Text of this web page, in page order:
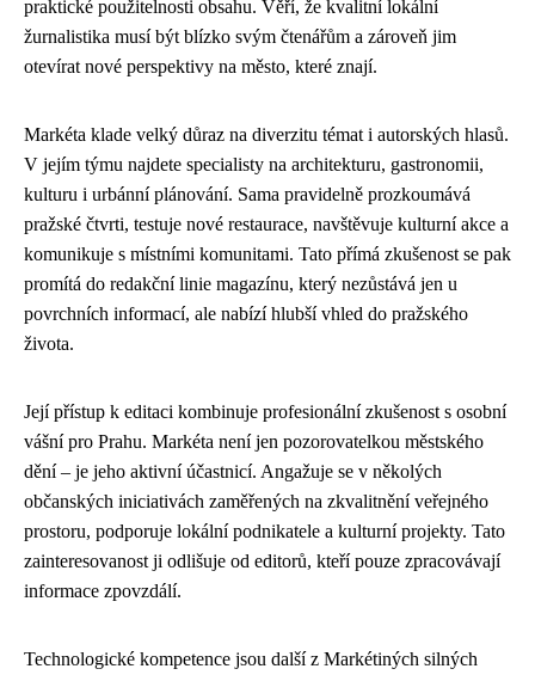
praktické použitelnosti obsahu. Věří, že kvalitní lokální
žurnalistika musí být blízko svým čtenářům a zároveň jim
otevírat nové perspektivy na město, které znají.
Markéta klade velký důraz na diverzitu témat i autorských hlasů.
V jejím týmu najdete specialisty na architekturu, gastronomii,
kulturu i urbánní plánování. Sama pravidelně prozkoumává
pražské čtvrti, testuje nové restaurace, navštěvuje kulturní akce a
komunikuje s místními komunitami. Tato přímá zkušenost se pak
promítá do redakční linie magazínu, který nezůstává jen u
povrchních informací, ale nabízí hlubší vhled do pražského
života.
Její přístup k editaci kombinuje profesionální zkušenost s osobní
vášní pro Prahu. Markéta není jen pozorovatelkou městského
dění – je jeho aktivní účastnicí. Angažuje se v několých
občanských iniciativách zaměřených na zkvalitnění veřejného
prostoru, podporuje lokální podnikatele a kulturní projekty. Tato
zainteresovanost ji odlišuje od editorů, kteří pouze zpracovávají
informace zpovzdálí.
Technologické kompetence jsou další z Markétiných silných